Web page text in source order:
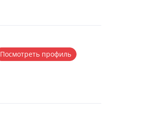
Посмотреть профиль